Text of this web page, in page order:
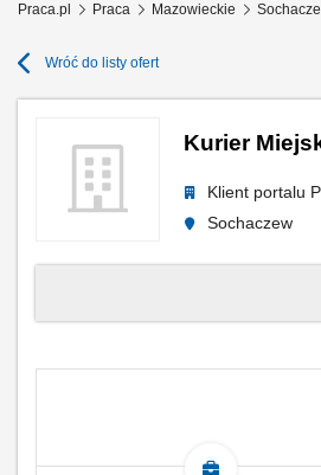
Praca.pl Praca Mazowieckie
Wróć do listy ofert
Kurier
Klient portalu
Sochaczew